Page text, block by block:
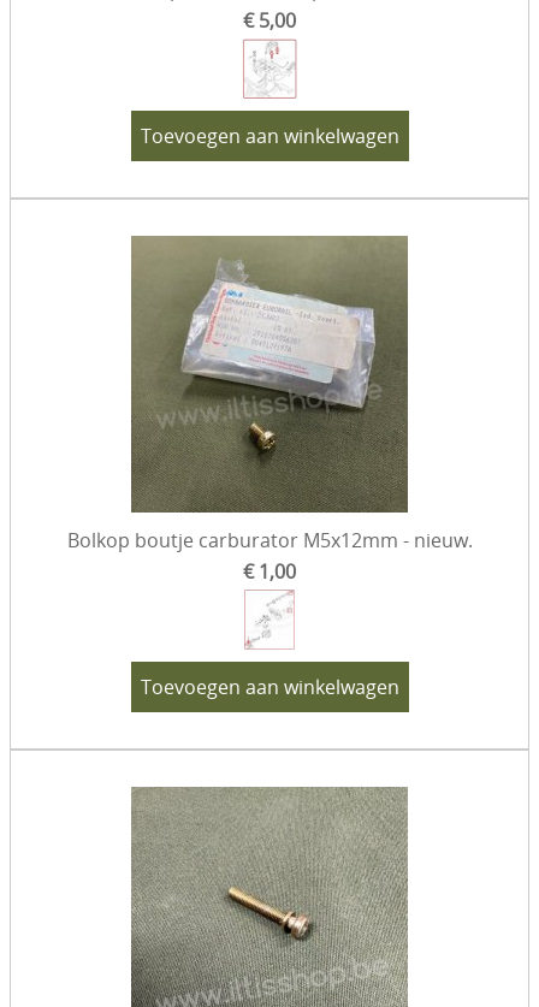
€ 5,00
Toevoegen aan winkelwagen
Bolkop boutje carburator M5x12mm - nieuw.
€ 1,00
Toevoegen aan winkelwagen